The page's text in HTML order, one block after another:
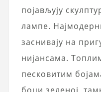
појављују
лампе.
заснивају на
нијансама.
песковитим